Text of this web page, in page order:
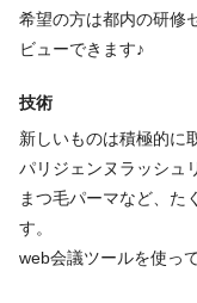
は軽減☆彡
施術時に使用するタオ
常に集中して施術に専
新メニューは都内の研
ので、いち早く導入で
必要資格
豊富なエリアからお好
心ください。
◆ポイント５：豊富な
現在はさらなる店舗拡
『マネージャー』『研
パーバイザー』など
様々な方面で活躍でき
希望の方は都内の研修
ビューできます♪
技術
新しいものは積極的に
パリジェンヌラッシュ
まつ毛パーマなど、た
す。
web会議ツールを使っ